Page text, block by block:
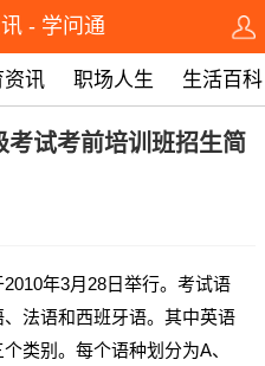
- 学问通
资讯 职场人生 生活百科
试考前培训班招生简
年3月28日举行。考试语
法语和西班牙语。其中英语
类别。每个语种划分为A、